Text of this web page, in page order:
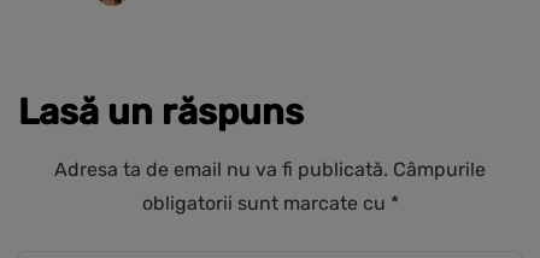
Lasă un răspuns
Adresa ta de email nu va fi publicată. Câmpurile
obligatorii sunt marcate cu *